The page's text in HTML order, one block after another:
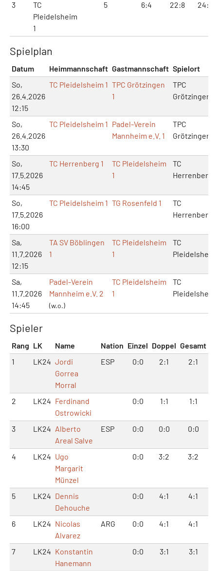
3
TC
Pleidelsheim
1
5 6:4 22:8 24:9
Spielplan
Datum Heimmannschaft Gastmannschaft Spielort
So,
26.4.2026
12:15
TC Pleidelsheim 1 TPC Grötzingen
1
TPC
Grötzingen
So,
26.4.2026
13:30
TC Pleidelsheim 1 Padel-Verein
Mannheim e.V. 1
TPC
Grötzingen
So,
17.5.2026
14:45
TC Herrenberg 1
TC Pleidelsheim
1
TC
Herrenberg
So,
17.5.2026
16:00
TC Pleidelsheim 1 TG Rosenfeld 1
TC
Herrenberg
Sa,
11.7.2026
12:15
TA SV Böblingen
1
TC Pleidelsheim
1
TC
Pleidelsheim
Sa,
11.7.2026
14:45
Padel-Verein
Mannheim e.V. 2
(w.o.)
TC Pleidelsheim
1
TC
Pleidelsheim
Spieler
Rang LK Name Nation Einzel Doppel Gesamt
1
LK24 Jordi
Gorrea
Morral
ESP 0:0 2:1 2:1
2 LK24 Ferdinand
Ostrowicki
0:0 1:1 1:1
3 LK24 Alberto
Areal Salve
ESP 0:0 0:0 0:0
4 LK24 Ugo
Margarit
Münzel
0:0 3:2 3:2
5 LK24 Dennis
Dehouche
0:0 4:1 4:1
6 LK24 Nicolas
Alvarez
ARG 0:0 4:1 4:1
7 LK24 Konstantin
Hanemann
0:0 3:1 3:1